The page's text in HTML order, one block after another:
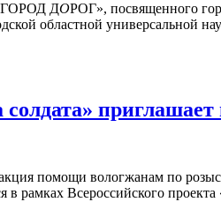
«ГОРОД ДОРОГ», посвященного
областной универсальной
приглашает
помощи вологжанам по
в рамках Всероссийского